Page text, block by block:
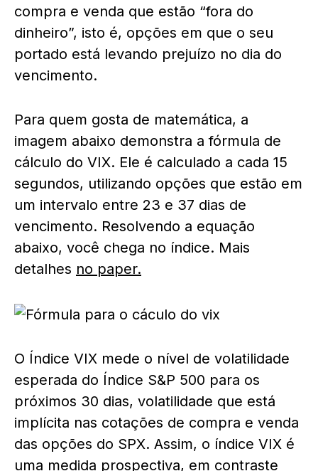
compra e venda que estão “fora do
dinheiro”, isto é, opções em que o seu
portado está levando prejuízo no dia do
vencimento.
Para quem gosta de matemática, a
imagem abaixo demonstra a fórmula de
cálculo do VIX. Ele é calculado a cada 15
segundos, utilizando opções que estão em
um intervalo entre 23 e 37 dias de
vencimento. Resolvendo a equação
abaixo, você chega no índice. Mais
detalhes no paper.
O Índice VIX mede o nível de volatilidade
esperada do Índice S&P 500 para os
próximos 30 dias, volatilidade que está
implícita nas cotações de compra e venda
das opções do SPX. Assim, o índice VIX é
uma medida prospectiva, em contraste